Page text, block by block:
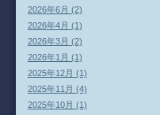
2026年6月 (2)
2026年4月 (1)
2026年3月 (2)
2026年1月 (1)
2025年12月 (1)
2025年11月 (4)
2025年10月 (1)